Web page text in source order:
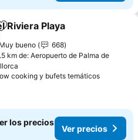
Añadir a favoritos
Riviera Playa
Muy bueno
668
km de: Aeropuerto de Palma de
cooking y bufets temáticos
los precios
Ver precios